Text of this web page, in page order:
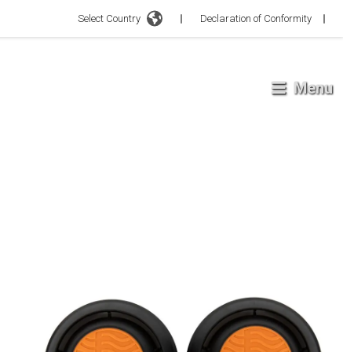
Select Country Declaration of Conformity
Menu